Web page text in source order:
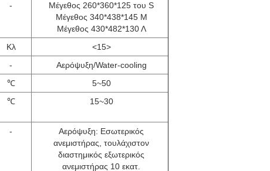
-
Μέγεθος 260*360*125 του S
Μέγεθος 340*438*145 Μ
Μέγεθος 430*482*130 Λ
Κλ
<15>
-
Αερόψυξη/Water-cooling
℃
5~50
℃ 15~30
-
Αερόψυξη: Εσωτερικός
ανεμιστήρας, τουλάχιστον
διαστημικός εξωτερικός
ανεμιστήρας 10 εκατ.